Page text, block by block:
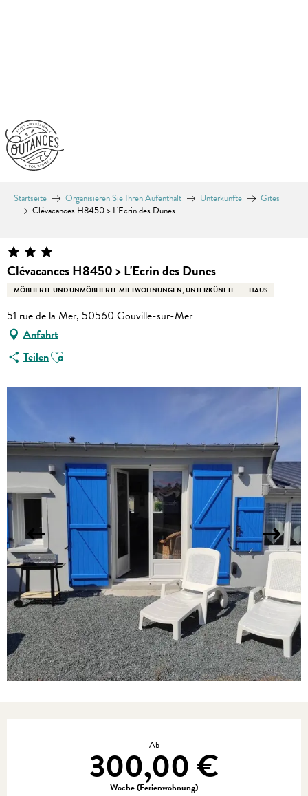
Startseite Organisieren Sie Ihren Aufenthalt Unterkünfte
Gites
Clévacances H8450 > L'Ecrin des Dunes
Clévacances H8450 > L'Ecrin des Dunes
MÖBLIERTE UND UNMÖBLIERTE MIETWOHNUNGEN, UNTERKÜNFTE HAUS
51 rue de la Mer, 50560 Gouville-sur-Mer
Anfahrt
TeilenAjouter aux favoris
Ab
300,00 €
Woche (Ferienwohnung)